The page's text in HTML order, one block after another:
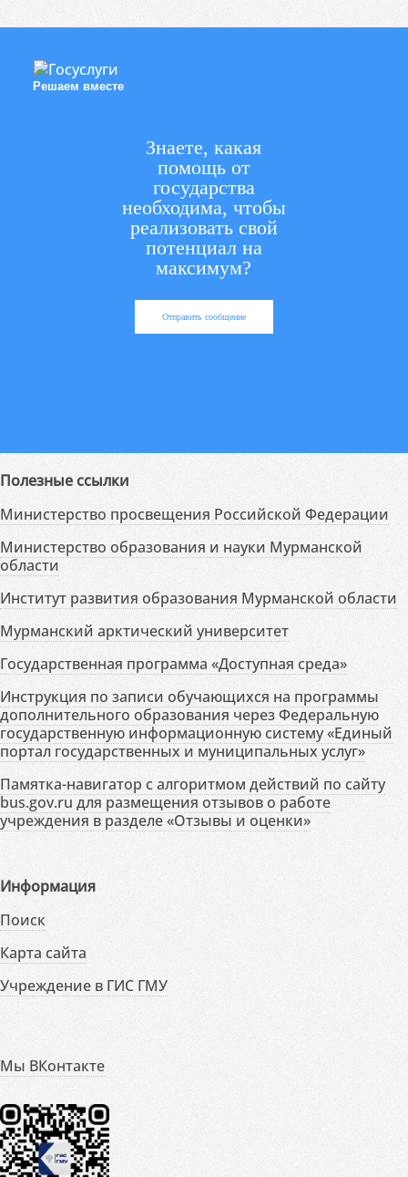
Решаем вместе
Знаете, какая
помощь от
государства
необходима, чтобы
реализовать свой
потенциал на
максимум?
Отправить сообщение
Полезные ссылки
Министерство просвещения Российской Федерации
Министерство образования и науки Мурманской
области
Институт развития образования Мурманской области
Мурманский арктический университет
Государственная программа «Доступная среда»
Инструкция по записи обучающихся на программы
дополнительного образования через Федеральную
государственную информационную систему «Единый
портал государственных и муниципальных услуг»
Памятка-навигатор с алгоритмом действий по сайту
bus.gov.ru для размещения отзывов о работе
учреждения в разделе «Отзывы и оценки»
Информация
Поиск
Карта сайта
Учреждение в ГИС ГМУ
Мы ВКонтакте